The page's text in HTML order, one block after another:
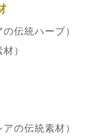
の伝統ハーブ）
）
アの伝統素材）